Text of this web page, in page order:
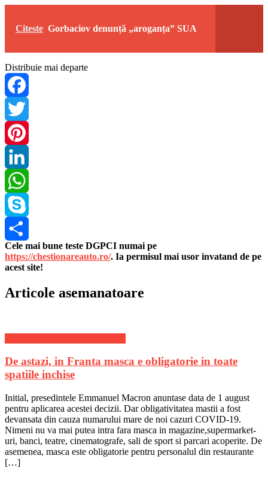
Citeste Gorbaciov denunță „aroganța” SUA
Distribuie mai departe
Facebook
Twitter
Pinterest
LinkedIn
WhatsApp
Skype
Share
Cele mai bune teste DGPCI numai pe
https://chestionareauto.ro/. Ia permisul mai usor invatand de pe
acest site!
Articole asemanatoare
De astazi, in Franta masca e obligatorie in toate
spatiile inchise
Initial, presedintele Emmanuel Macron anuntase data de 1 august
pentru aplicarea acestei decizii. Dar obligativitatea mastii a fost
devansata din cauza numarului mare de noi cazuri COVID-19.
Nimeni nu va mai putea intra fara masca in magazine,supermarket-
uri, banci, teatre, cinematografe, sali de sport si parcari acoperite. De
asemenea, masca este obligatorie pentru personalul din restaurante
[…]